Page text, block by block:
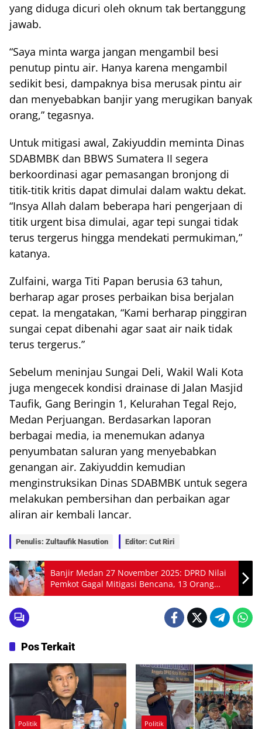
yang diduga dicuri oleh oknum tak bertanggung
jawab.
“Saya minta warga jangan mengambil besi
penutup pintu air. Hanya karena mengambil
sedikit besi, dampaknya bisa merusak pintu air
dan menyebabkan banjir yang merugikan banyak
orang,” tegasnya.
Untuk mitigasi awal, Zakiyuddin meminta Dinas
SDABMBK dan BBWS Sumatera II segera
berkoordinasi agar pemasangan bronjong di
titik-titik kritis dapat dimulai dalam waktu dekat.
“Insya Allah dalam beberapa hari pengerjaan di
titik urgent bisa dimulai, agar tepi sungai tidak
terus tergerus hingga mendekati permukiman,”
katanya.
Zulfaini, warga Titi Papan berusia 63 tahun,
berharap agar proses perbaikan bisa berjalan
cepat. Ia mengatakan, “Kami berharap pinggiran
sungai cepat dibenahi agar saat air naik tidak
terus tergerus.”
Sebelum meninjau Sungai Deli, Wakil Wali Kota
juga mengecek kondisi drainase di Jalan Masjid
Taufik, Gang Beringin 1, Kelurahan Tegal Rejo,
Medan Perjuangan. Berdasarkan laporan
berbagai media, ia menemukan adanya
penyumbatan saluran yang menyebabkan
genangan air. Zakiyuddin kemudian
menginstruksikan Dinas SDABMBK untuk segera
melakukan pembersihan dan perbaikan agar
aliran air kembali lancar.
Penulis: Zultaufik Nasution Editor: Cut Riri
Banjir Medan 27 November 2025: DPRD Nilai
Pemkot Gagal Mitigasi Bencana, 13 Orang
Tewas
Pos Terkait
Politik Politik